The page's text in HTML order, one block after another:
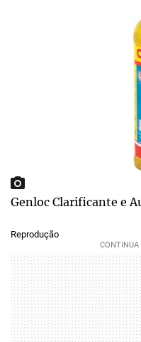
Genloc Clarificante e
Reprodução